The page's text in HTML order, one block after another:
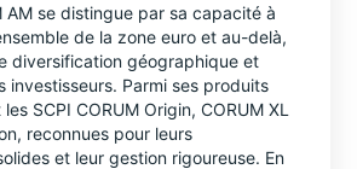
AM se distingue par sa capacité à
de la zone euro et au-delà,
diversification géographique et
investisseurs. Parmi ses produits
SCPI CORUM Origin, CORUM XL
reconnues pour leurs
et leur gestion rigoureuse. En